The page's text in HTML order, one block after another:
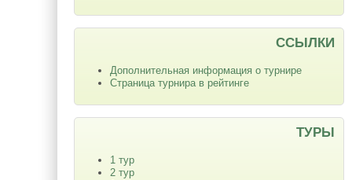
ССЫЛКИ
Дополнительная информация о турнире
Страница турнира в рейтинге
ТУРЫ
1 тур
2 тур